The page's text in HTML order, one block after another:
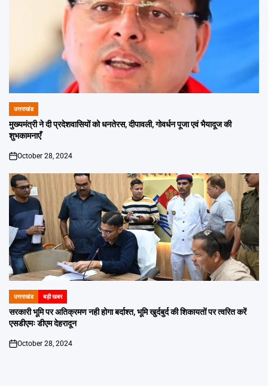
POSTED
IN
उत्तराखंड
मुख्यमंत्री ने दी प्रदेशवासियों को धनतेरस, दीपावली, गोवर्धन पूजा एवं भैयादूज की
शुभकामनाएँ
on
October 28, 2024
POSTED
IN
उत्तराखंड बड़ी खबर
सरकारी भूमि पर अतिक्रमण नही होगा बर्दाश्त, भूमि खुर्दबुर्द की शिकायतों पर त्वरित करें
एसडीएमः डीएम देहरादून
on
October 28, 2024